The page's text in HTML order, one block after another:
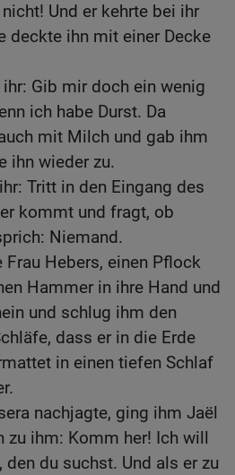
Und er kehrte bei ihr
deckte ihn mit einer Decke
Gib mir doch ein wenig
ich habe Durst. Da
mit Milch und gab ihm
ihn wieder zu.
Tritt in den Eingang des
kommt und fragt, ob
Niemand.
Frau Hebers, einen Pflock
Hammer in ihre Hand und
und schlug ihm den
dass er in die Erde
in einen tiefen Schlaf
nachjagte, ging ihm Jaël
zu ihm: Komm her! Ich will
den du suchst. Und als er zu